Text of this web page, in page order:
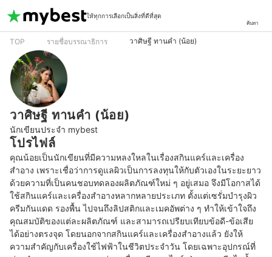
ให้ทุกการเลือกเป็นสิ่งที่ดีที่สุด
ค้นหา
TOP รายชื่อบรรณาธิการ วาศิษฐี ทานคำ (น้อย)
วาศิษฐี ทานคำ (น้อย)
นักเขียนประจำ mybest
โปรไฟล์
คุณน้อยเป็นนักเขียนที่มีความหลงใหลในเรื่องสกินแคร์และเครื่อง
สำอาง เพราะเชื่อว่าการดูแลผิวเป็นการลงทุนให้กับตัวเองในระยะยาว
ด้วยความที่เป็นคนชอบทดลองผลิตภัณฑ์ใหม่ ๆ อยู่เสมอ จึงมีโอกาสได้
ใช้สกินแคร์และเครื่องสำอางหลากหลายประเภท ตั้งแต่เซรั่มบำรุงผิว
ครีมกันแดด รองพื้น ไปจนถึงลิปสติกและเมคอัพต่าง ๆ ทำให้เข้าใจถึง
คุณสมบัติของแต่ละผลิตภัณฑ์ และสามารถเปรียบเทียบข้อดี-ข้อเสีย
ได้อย่างตรงจุด โดยนอกจากสกินแคร์และเครื่องสำอางแล้ว ยังให้
ความสำคัญกับเครื่องใช้ไฟฟ้าในชีวิตประจำวัน โดยเฉพาะอุปกรณ์ที่